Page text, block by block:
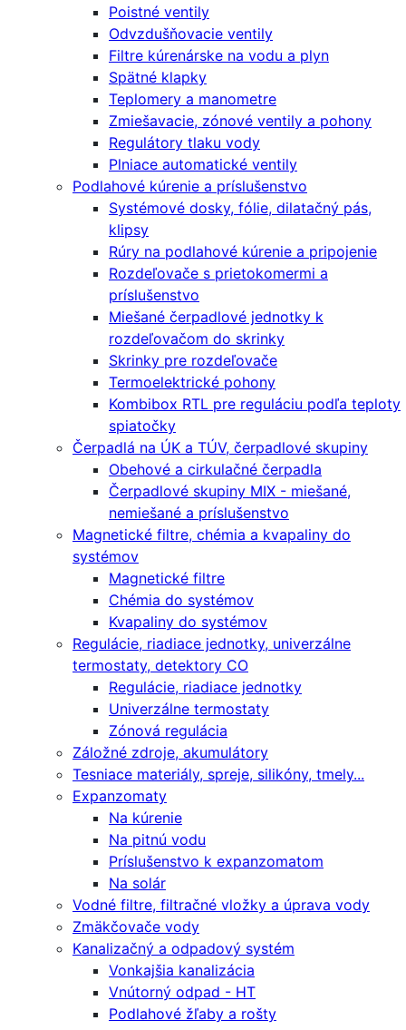
Poistné ventily
Odvzdušňovacie ventily
Filtre kúrenárske na vodu a plyn
Spätné klapky
Teplomery a manometre
Zmiešavacie, zónové ventily a pohony
Regulátory tlaku vody
Plniace automatické ventily
Podlahové kúrenie a príslušenstvo
Systémové dosky, fólie, dilatačný pás,
klipsy
Rúry na podlahové kúrenie a pripojenie
Rozdeľovače s prietokomermi a
príslušenstvo
Miešané čerpadlové jednotky k
rozdeľovačom do skrinky
Skrinky pre rozdeľovače
Termoelektrické pohony
Kombibox RTL pre reguláciu podľa teploty
spiatočky
Čerpadlá na ÚK a TÚV, čerpadlové skupiny
Obehové a cirkulačné čerpadla
Čerpadlové skupiny MIX - miešané,
nemiešané a príslušenstvo
Magnetické filtre, chémia a kvapaliny do
systémov
Magnetické filtre
Chémia do systémov
Kvapaliny do systémov
Regulácie, riadiace jednotky, univerzálne
termostaty, detektory CO
Regulácie, riadiace jednotky
Univerzálne termostaty
Zónová regulácia
Záložné zdroje, akumulátory
Tesniace materiály, spreje, silikóny, tmely...
Expanzomaty
Na kúrenie
Na pitnú vodu
Príslušenstvo k expanzomatom
Na solár
Vodné filtre, filtračné vložky a úprava vody
Zmäkčovače vody
Kanalizačný a odpadový systém
Vonkajšia kanalizácia
Vnútorný odpad - HT
Podlahové žľaby a rošty